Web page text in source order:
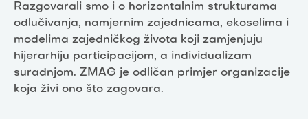
Razgovarali smo i o horizontalnim strukturama
odlučivanja, namjernim zajednicama, ekoselima i
modelima zajedničkog života koji zamjenjuju
hijerarhiju participacijom, a individualizam
suradnjom. ZMAG je odličan primjer organizacije
koja živi ono što zagovara.